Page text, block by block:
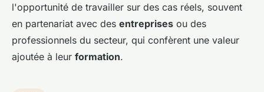
l'opportunité de travailler sur des cas réels, souvent
en partenariat avec des entreprises ou des
professionnels du secteur, qui confèrent une valeur
ajoutée à leur formation.